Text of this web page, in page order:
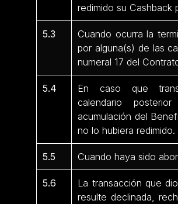
redimido su Cashback
5.3
Cuando ocurra la
por alguna(s) de las
numeral 17 del
5.4
En caso que
calendario
acumulación del
no lo hubiera redimido.
5.5 Cuando haya sido
5.6
La transacción que
resulte declinada,